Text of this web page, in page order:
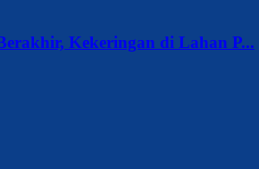
Kekeringan di Lahan P...